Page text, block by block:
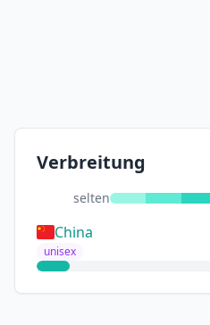
Verbreitung
selten
China
unisex